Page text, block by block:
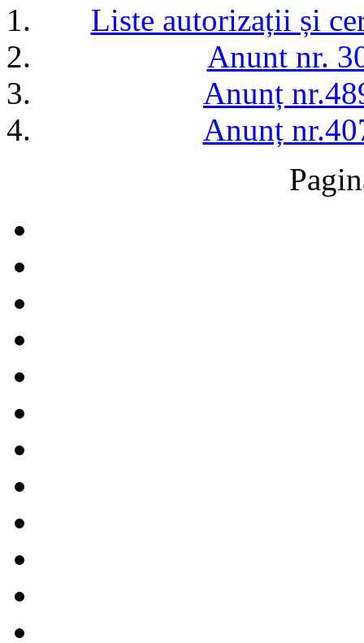
Liste autorizații și
Anunt nr.
Anunț
Anunț